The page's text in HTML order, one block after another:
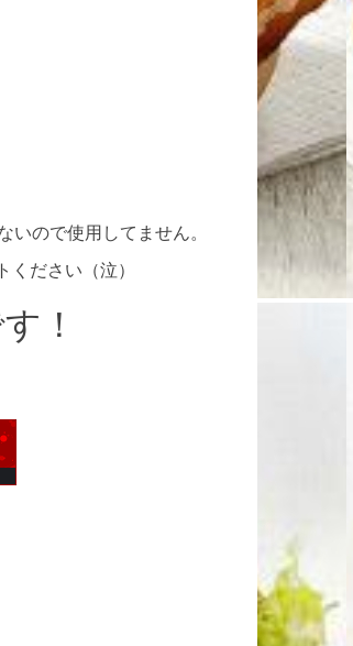
ので使用してません。
ださい（泣）
！